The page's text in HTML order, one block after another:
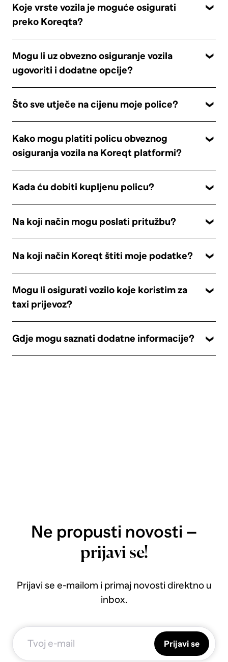
Koje vrste vozila je moguće osigurati
preko Koreqta?
Mogu li uz obvezno osiguranje vozila
ugovoriti i dodatne opcije?
Što sve utječe na cijenu moje police?
Kako mogu platiti policu obveznog
osiguranja vozila na Koreqt platformi?
Kada ću dobiti kupljenu policu?
Na koji način mogu poslati pritužbu?
Na koji način Koreqt štiti moje podatke?
Mogu li osigurati vozilo koje koristim za
taxi prijevoz?
Gdje mogu saznati dodatne informacije?
Ne propusti novosti –
prijavi se!
Prijavi se e-mailom i primaj novosti direktno u
inbox.
Prijavi se